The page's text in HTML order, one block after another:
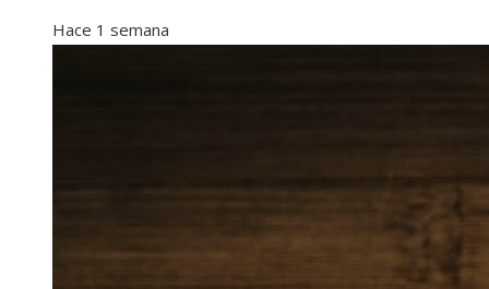
Hace 1 semana